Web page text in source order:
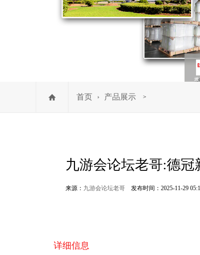
首页 >
产品展示
九游会论坛老哥:德冠
来源： 九游会论坛老哥 发布时间：2025-11-29
详细信息